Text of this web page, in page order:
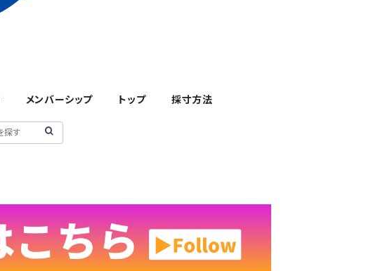
メンバーシップ トップ 採寸方法